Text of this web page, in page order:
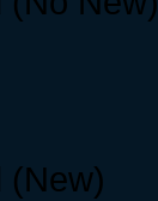
(New)